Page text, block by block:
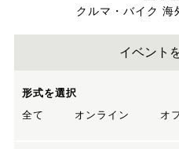
クルマ・バイク 海
イベント
形式を選択
全て
オンライン オ